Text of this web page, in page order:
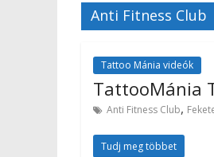
Anti Fitness Club
Tattoo Mánia videók
TattooMánia
Anti Fitness Club,
Tudj meg többet